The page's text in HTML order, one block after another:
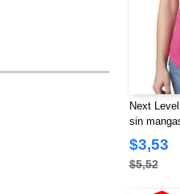
Next
sin
$3,53
$5,52